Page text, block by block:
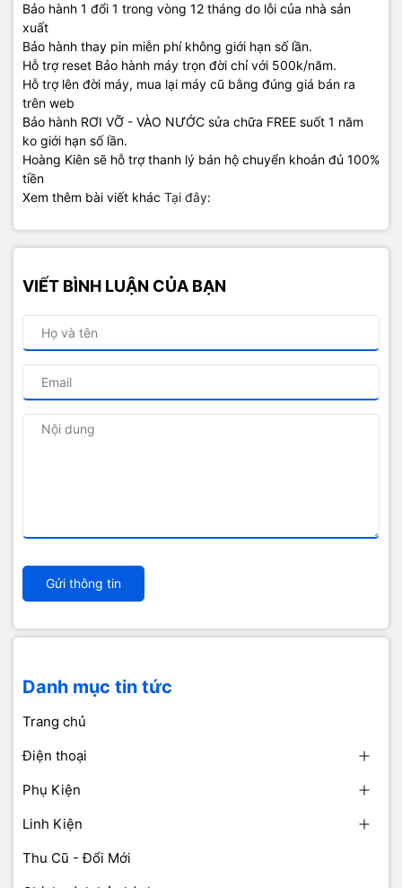
Bảo hành 1 đổi 1 trong vòng 12 tháng do lỗi của nhà sản
xuất
Bảo hành thay pin miễn phí không giới hạn số lần.
Hỗ trợ reset Bảo hành máy trọn đời chỉ với 500k/năm.
Hỗ trợ lên đời máy, mua lại máy cũ bằng đúng giá bán ra
trên web
Bảo hành RƠI VỠ - VÀO NƯỚC sửa chữa FREE suốt 1 năm
ko giới hạn số lần.
Hoàng Kiên sẽ hỗ trợ thanh lý bán hộ chuyển khoản đủ 100%
tiền
Xem thêm bài viết khác Tại đây:
VIẾT BÌNH LUẬN CỦA BẠN
Gửi thông tin
Danh mục tin tức
Trang chủ
Điện thoại
Phụ Kiện
Linh Kiện
Thu Cũ - Đổi Mới